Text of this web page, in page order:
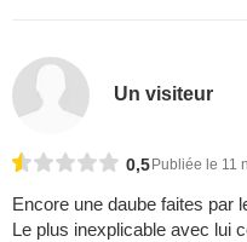
Un visiteur
0,5 Publiée le 11
Encore une daube faites par
Le plus inexplicable avec lui